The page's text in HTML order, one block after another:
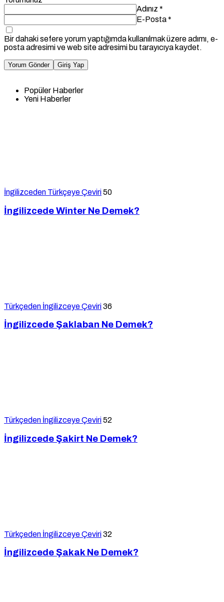
Adınız *
E-Posta*
Bir dahaki sefere yorum yaptığımda kullanılmak üzere adımı, e-
posta adresimi ve web site adresimi bu tarayıcıya kaydet.
Yorum Gönder Giriş Yap
Popüler Haberler
Yeni Haberler
İngilizceden Türkçeye Çeviri50
İngilizcede Winter Ne Demek?
Türkçeden İngilizceye Çeviri36
İngilizcede Şaklaban Ne Demek?
Türkçeden İngilizceye Çeviri52
İngilizcede Şakirt Ne Demek?
Türkçeden İngilizceye Çeviri32
İngilizcede Şakak Ne Demek?